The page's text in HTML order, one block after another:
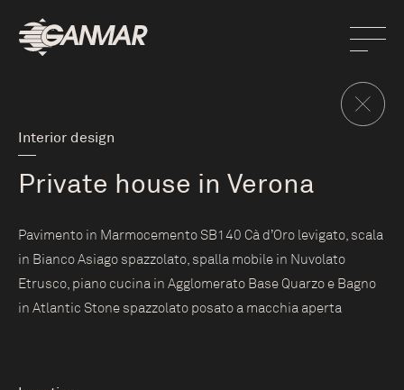
Interior design
Private house in Verona
Pavimento in Marmocemento SB140 Cà d’Oro levigato, scala
in Bianco Asiago spazzolato, spalla mobile in Nuvolato
Etrusco, piano cucina in Agglomerato Base Quarzo e Bagno
in Atlantic Stone spazzolato posato a macchia aperta